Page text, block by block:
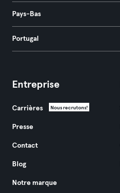
Pays-Bas
Portugal
Entreprise
Carrières Nous recrutons!
Presse
Contact
Blog
Notre marque